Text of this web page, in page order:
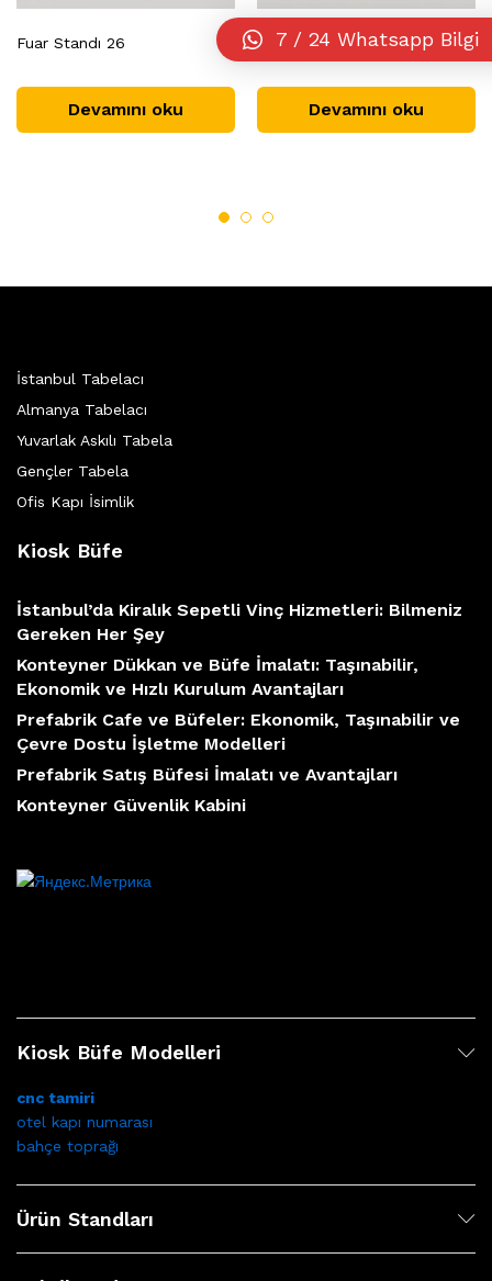
Fuar Standı 26
Devamını oku
Fuar Standı 27
Devamını oku
İstanbul Tabelacı
Almanya Tabelacı
Yuvarlak Askılı Tabela
Gençler Tabela
Ofis Kapı İsimlik
Kiosk Büfe
İstanbul’da Kiralık Sepetli Vinç Hizmetleri: Bilmeniz
Gereken Her Şey
Konteyner Dükkan ve Büfe İmalatı: Taşınabilir,
Ekonomik ve Hızlı Kurulum Avantajları
Prefabrik Cafe ve Büfeler: Ekonomik, Taşınabilir ve
Çevre Dostu İşletme Modelleri
Prefabrik Satış Büfesi İmalatı ve Avantajları
Konteyner Güvenlik Kabini
Kiosk Büfe Modelleri
cnc tamiri
otel kapı numarası
bahçe toprağı
Ürün Standları
7 / 24 Whatsapp Bilgi